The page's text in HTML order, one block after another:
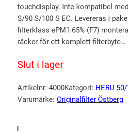
s
p
r
n
l
v
a
r
d
e
touchdisplay. Inte kompatibel
S/90 S/100 S EC. Levereras i
filterklass ePM1 65% (F7)
räcker för ett komplett filterbyte…
Slut i lager
Artikelnr: 4000Kategori: HERU
Varumärke: Originalfilter Östberg